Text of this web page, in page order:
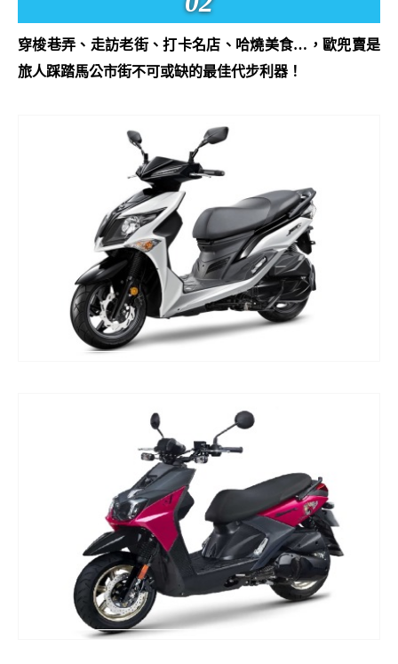
穿梭巷弄、走訪老街、打卡名店、哈燒美食…，歐兜賣是
旅人踩踏馬公市街不可或缺的最佳代步利器！